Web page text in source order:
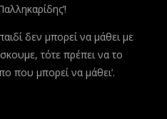
δεν μπορεί να μάθει με
τότε πρέπει να το
που μπορεί να μάθει’.